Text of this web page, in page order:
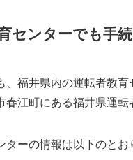
センターでも手
、福井県内の運転者教
江町にある福井県運転
ーの情報は以下のとお